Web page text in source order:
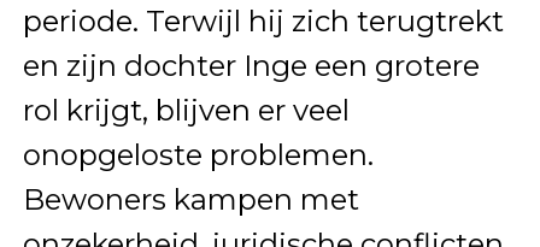
periode. Terwijl hij zich terugtrekt
en zijn dochter Inge een grotere
rol krijgt, blijven er veel
onopgeloste problemen.
Bewoners kampen met